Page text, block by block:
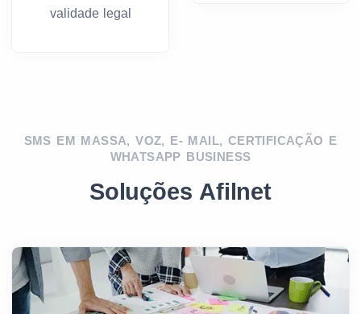
validade legal
SMS EM MASSA,VOZ, E- MAIL, CERTIFICAÇÃO E
WHATSAPP BUSINESS
Soluções Afilnet